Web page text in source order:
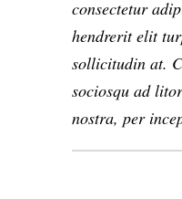
consectetur
hendrerit elit
sollicitudin at.
sociosqu ad
nostra, per